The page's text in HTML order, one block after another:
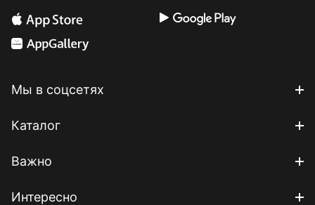
Мы в соцсетях
Каталог
Важно
Интересно